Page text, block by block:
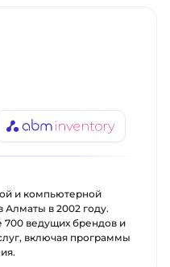
и компьютерной
Алматы в 2002 году.
700 ведущих брендов и
включая программы